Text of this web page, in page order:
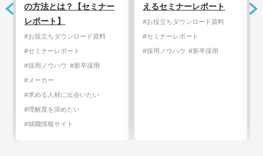
の方法とは？【セミナー
レポート】
#お役立ちダウンロード資料
#セミナーレポート
#採用ノウハウ #新卒採用
#メーカー
#求める人材に出会いたい
#理解度を深めたい
#就職情報サイト
えるセミナーレポート
#お役立ちダウンロード資料
#セミナーレポート
#採用ノウハウ #新卒採用